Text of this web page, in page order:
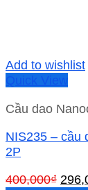
Add to wishlist
Quick View
Cầu dao
NIS235 – cầu
2P
400,000₫ Giá